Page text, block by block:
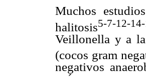
Muchos
halitosis5-7-12-
Veillonella y a
(cocos gram
negativos